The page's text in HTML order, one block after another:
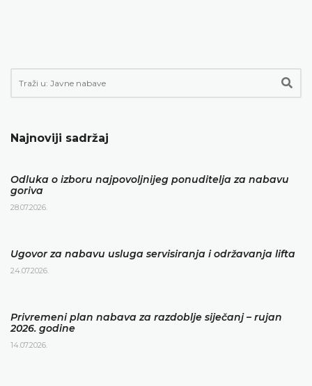
Najnoviji sadržaj
Odluka o izboru najpovoljnijeg ponuditelja za nabavu
goriva
28.07.2026.
Ugovor za nabavu usluga servisiranja i održavanja lifta
24.07.2026.
Privremeni plan nabava za razdoblje siječanj – rujan
2026. godine
14.07.2026.